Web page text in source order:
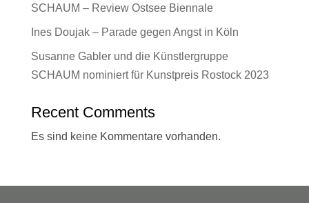
SCHAUM – Review Ostsee Biennale
Ines Doujak – Parade gegen Angst in Köln
Susanne Gabler und die Künstlergruppe
SCHAUM nominiert für Kunstpreis Rostock 2023
Recent Comments
Es sind keine Kommentare vorhanden.